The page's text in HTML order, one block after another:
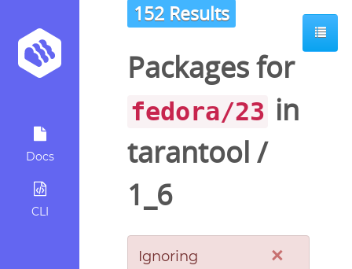
Docs
CLI
152 Results
Packages for
fedora/23 in
tarantool /
1_6
×
Ignoring